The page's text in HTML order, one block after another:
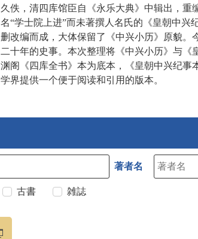
久佚，清四库馆臣自《永乐大典》中辑出，重
名“学士院上进”而未著撰人名氏的《皇朝中兴
删改编而成，大体保留了《中兴小历》原貌
二十年的史事。本次整理将《中兴小历》与
渊阁《四库全书》本为底本，《皇朝中兴纪事
学界提供一个便于阅读和引用的版本。
著者名
古書 雑誌